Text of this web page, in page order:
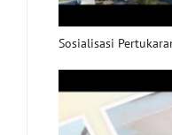
Sosialisasi